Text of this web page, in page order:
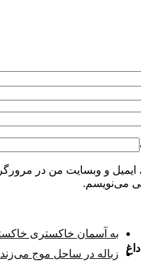
ایمیل و وبسایت من در
می‌نویسم.
به آسمان خاکستری
زباله در ساحل موج می‌زند